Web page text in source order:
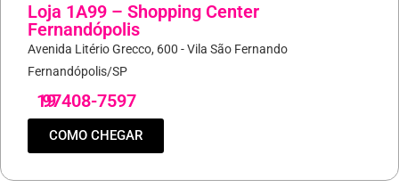
Loja 1A99 – Shopping Center
Fernandópolis
Avenida Litério Grecco, 600 - Vila São Fernando
Fernandópolis/SP
19
97408-7597
COMO CHEGAR